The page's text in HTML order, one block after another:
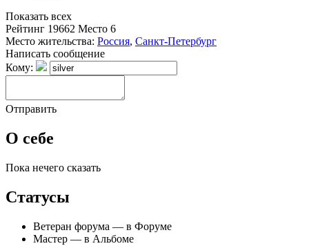
Показать всех
Рейтинг 19662 Место 6
Место жительства: Россия, Санкт-Петербург
Написать сообщение
Кому:
Отправить
О себе
Пока нечего сказать
Статусы
Ветеран форума — в Форуме
Мастер — в Альбоме